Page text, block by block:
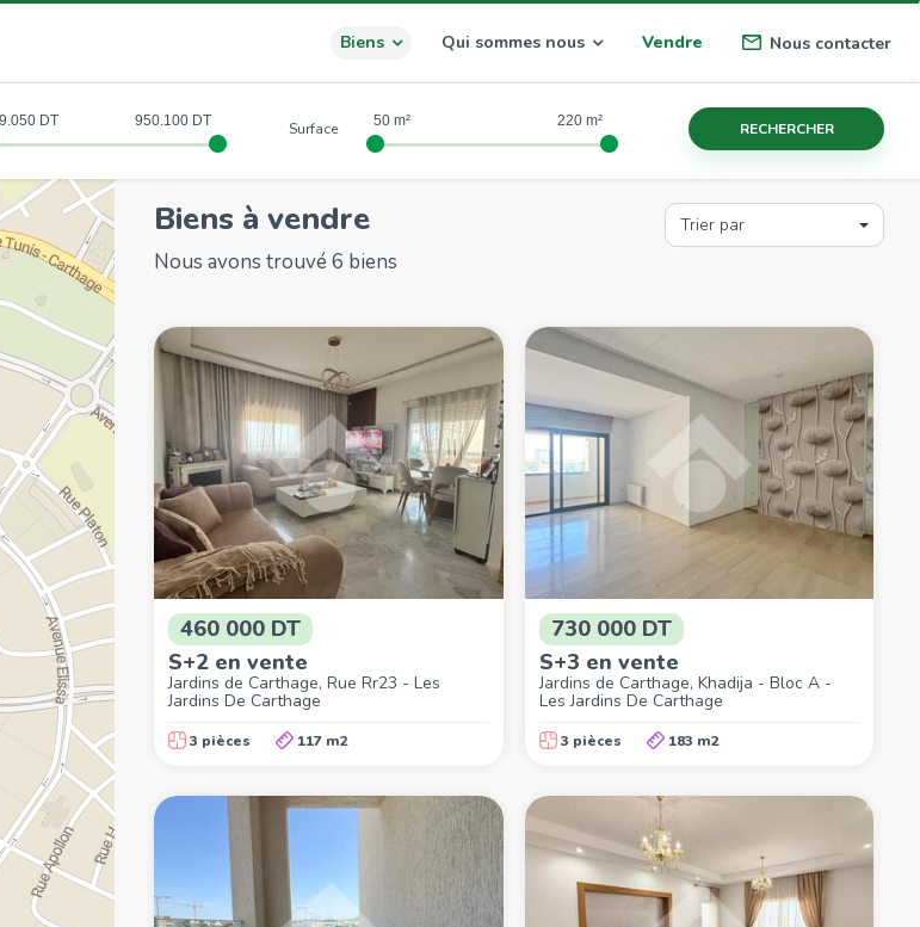
Biens Qui sommes nous Vendre Nous contacter
950.100 Surface 50 220 RECHERCHER
Biens à vendre
Nous avons trouvé 6 biens
Trier par
460 000 DT
S+2 en vente
Jardins de Carthage, Rue Rr23 - Les
Jardins De Carthage
3 pièces 117 m2
730 000 DT
S+3 en vente
Jardins de Carthage, Khadija - Bloc A -
Les Jardins De Carthage
3 pièces 183 m2